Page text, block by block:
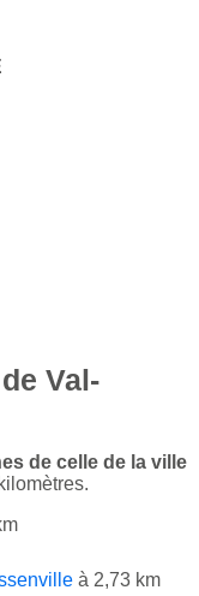
Val-
de celle de la ville
à 2,73 km